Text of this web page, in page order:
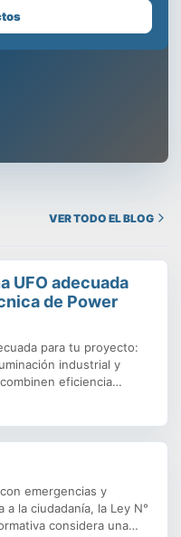
educacionales, con
paneles led para
VER TODO EL BLOG
UFO adecuada
de Power
para tu proyecto:
industrial y
eficiencia
lumínico. En este
emergencias y
la ciudadanía, la Ley N°
considera una